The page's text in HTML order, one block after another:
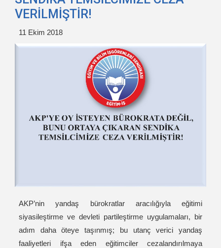
VERİLMİŞTİR!
11 Ekim 2018
AKP’nin yandaş bürokratlar aracılığıyla eğitimi
siyasileştirme ve devleti partileştirme uygulamaları, bir
adım daha öteye taşınmış; bu utanç verici yandaş
faaliyetleri ifşa eden eğitimciler cezalandırılmaya